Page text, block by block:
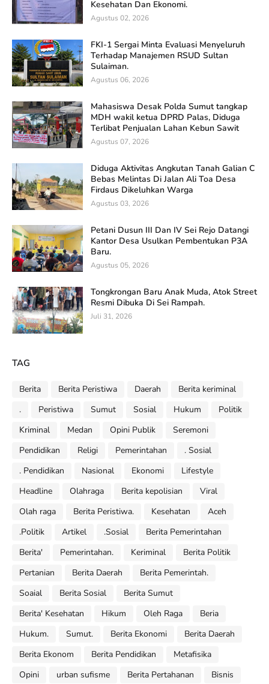
Kesehatan Dan Ekonomi.
Agustus 02, 2026
FKI-1 Sergai Minta Evaluasi Menyeluruh
Terhadap Manajemen RSUD Sultan
Sulaiman.
Agustus 06, 2026
Mahasiswa Desak Polda Sumut tangkap
MDH wakil ketua DPRD Palas, Diduga
Terlibat Penjualan Lahan Kebun Sawit
Agustus 07, 2026
Diduga Aktivitas Angkutan Tanah Galian C
Bebas Melintas Di Jalan Ali Toa Desa
Firdaus Dikeluhkan Warga
Agustus 03, 2026
Petani Dusun III Dan IV Sei Rejo Datangi
Kantor Desa Usulkan Pembentukan P3A
Baru.
Agustus 05, 2026
Tongkrongan Baru Anak Muda, Atok Street
Resmi Dibuka Di Sei Rampah.
Juli 31, 2026
TAG
Berita Berita Peristiwa Daerah
Berita keriminal
.
Peristiwa Sumut Sosial Hukum
Politik
Kriminal
Medan Opini Publik
Seremoni
Pendidikan
Religi Pemerintahan
. Sosial
. Pendidikan
Nasional Ekonomi
Lifestyle
Headline
Olahraga Berita kepolisian
Viral
Olah raga
Berita Peristiwa. Kesehatan
Aceh
.Politik
Artikel .Sosial
Berita Pemerintahan
Berita'
Pemerintahan. Keriminal
Berita Politik
Pertanian
Berita Daerah
Berita Pemerintah.
Soaial
Berita Sosial
Berita Sumut
Berita' Kesehatan
Hikum Oleh Raga
Beria
Hukum.
Sumut. Berita Ekonomi
Berita Daerah
Berita Ekonom
Berita Pendidikan
Metafisika
Opini
urban sufisme Berita Pertahanan
Bisnis